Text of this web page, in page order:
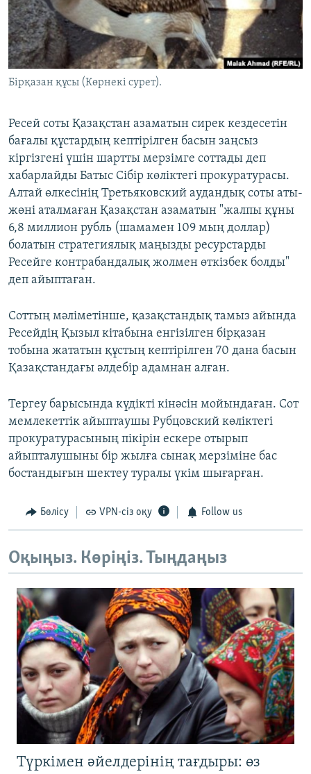
ЖАЗЫЛЫҢЫЗ
Басқа тілдерде
Бірқазан құсы (Көрнекі сурет).
Ресей соты Қазақстан азаматын сирек кездесетін
бағалы құстардың кептірілген басын заңсыз
кіргізгені үшін шартты мерзімге соттады деп
хабарлайды Батыс Сібір көліктегі прокуратурасы.
Алтай өлкесінің Третьяковский аудандық соты аты-
жөні аталмаған Қазақстан азаматын "жалпы құны
6,8 миллион рубль (шамамен 109 мың доллар)
болатын стратегиялық маңызды ресурстарды
Ресейге контрабандалық жолмен өткізбек болды"
деп айыптаған.
Соттың мәліметінше, қазақстандық тамыз айында
Ресейдің Қызыл кітабына енгізілген бірқазан
тобына жататын құстың кептірілген 70 дана басын
Қазақстандағы әлдебір адамнан алған.
Тергеу барысында күдікті кінәсін мойындаған. Сот
мемлекеттік айыптаушы Рубцовский көліктегі
прокуратурасының пікірін ескере отырып
айыпталушыны бір жылға сынақ мерзіміне бас
бостандығын шектеу туралы үкім шығарған.
Бөлісу VPN-сіз оқу Follow us
Оқыңыз. Көріңіз. Тыңдаңыз
Түркімен әйелдерінің тағдыры: өз